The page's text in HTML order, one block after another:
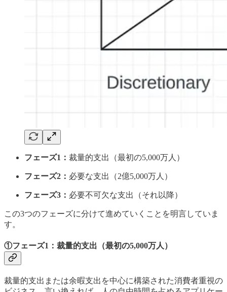
フェーズ1： 裁量的支出（最初の5,000万人）
フェーズ2： 必要な支出（2億5,000万人）
フェーズ3： 必要不可欠な支出（それ以降）
この3つのフェーズに分けて進めていくことを明言していま
す。
①フェーズ1： 裁量的支出（最初の5,000万人）
裁量的支出または余暇支出を中心に構築された消費者重視の